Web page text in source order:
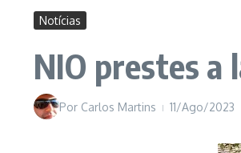
Notícias
NIO prestes a
Por Carlos Martins 11/Ago/2023